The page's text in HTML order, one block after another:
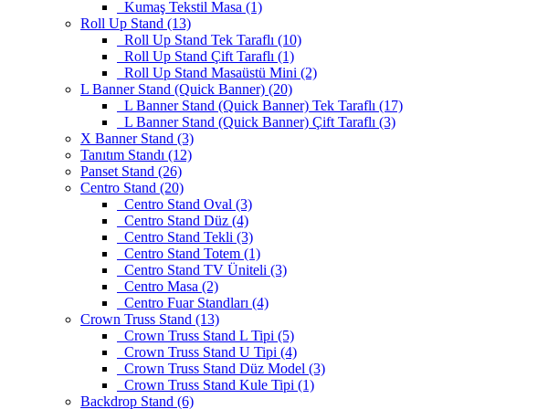
Kumaş Tekstil Masa (1)
Roll Up Stand (13)
Roll Up Stand Tek Taraflı (10)
Roll Up Stand Çift Taraflı (1)
Roll Up Stand Masaüstü Mini (2)
L Banner Stand (Quick Banner) (20)
L Banner Stand (Quick Banner) Tek Taraflı (17)
L Banner Stand (Quick Banner) Çift Taraflı (3)
X Banner Stand (3)
Tanıtım Standı (12)
Panset Stand (26)
Centro Stand (20)
Centro Stand Oval (3)
Centro Stand Düz (4)
Centro Stand Tekli (3)
Centro Stand Totem (1)
Centro Stand TV Üniteli (3)
Centro Masa (2)
Centro Fuar Standları (4)
Crown Truss Stand (13)
Crown Truss Stand L Tipi (5)
Crown Truss Stand U Tipi (4)
Crown Truss Stand Düz Model (3)
Crown Truss Stand Kule Tipi (1)
Backdrop Stand (6)